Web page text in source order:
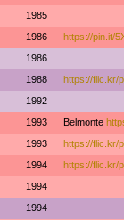
1985
1986 https://pin.it/
1986
1988 https://flic.kr/
1992
1993 Belmonte
1993 https://flic.kr/
1994 https://flic.kr/
1994
1994